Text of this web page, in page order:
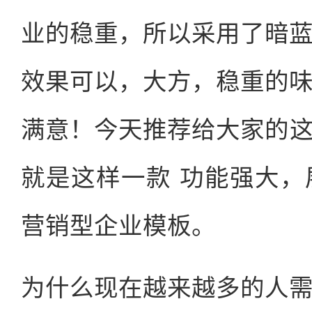
业的稳重，所以采用了暗
效果可以，大方，稳重的
满意！今天推荐给大家的
就是这样一款 功能强大
营销型企业模板。
为什么现在越来越多的人